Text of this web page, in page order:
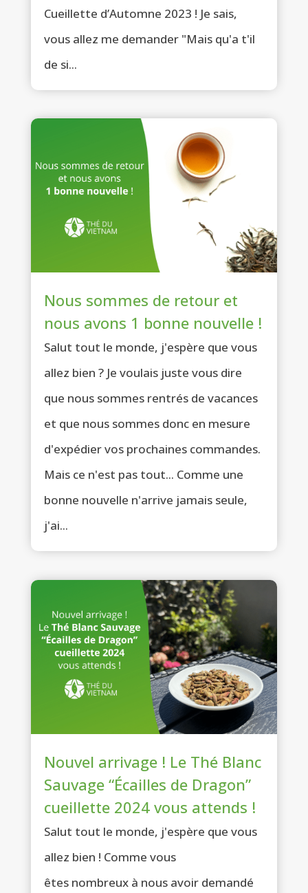
Cueillette d’Automne 2023 ! Je sais,
vous allez me demander "Mais qu'a t'il
de si...
Nous sommes de retour et
nous avons 1 bonne nouvelle !
Salut tout le monde, j'espère que vous
allez bien ? Je voulais juste vous dire
que nous sommes rentrés de vacances
et que nous sommes donc en mesure
d'expédier vos prochaines commandes.
Mais ce n'est pas tout... Comme une
bonne nouvelle n'arrive jamais seule,
j'ai...
Nouvel arrivage ! Le Thé Blanc
Sauvage “Écailles de Dragon”
cueillette 2024 vous attends !
Salut tout le monde, j'espère que vous
allez bien ! Comme vous
êtes nombreux à nous avoir demandé